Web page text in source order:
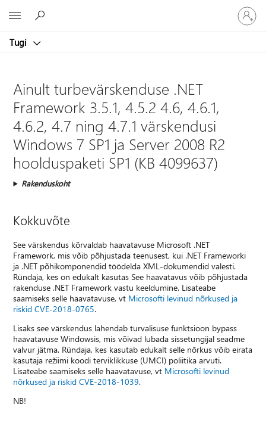
Tugi
Logige
sisse
oma
Ainult turbevärskenduse .NET
Framework 3.5.1, 4.5.2 4.6, 4.6.1,
4.6.2, 4.7 ning 4.7.1 värskendusi
Windows 7 SP1 ja Server 2008 R2
hoolduspaketi SP1 (KB 4099637)
Rakenduskoht
Kokkuvõte
See värskendus kõrvaldab haavatavuse Microsoft .NET
Framework, mis võib põhjustada teenusest, kui .NET Frameworki
ja .NET põhikomponendid töödelda XML-dokumendid valesti.
Ründaja, kes on edukalt kasutas See haavatavus võib põhjustada
rakenduse .NET Framework vastu keeldumine. Lisateabe
saamiseks selle haavatavuse, vt Microsofti levinud nõrkused ja
riskid CVE-2018-0765.
Lisaks see värskendus lahendab turvalisuse funktsioon bypass
haavatavuse Windowsis, mis võivad lubada sissetungijal seadme
valvur jätma. Ründaja, kes kasutab edukalt selle nõrkus võib eirata
kasutaja režiimi koodi terviklikkuse (UMCI) poliitika arvuti.
Lisateabe saamiseks selle haavatavuse, vt Microsofti levinud
nõrkused ja riskid CVE-2018-1039.
NB!